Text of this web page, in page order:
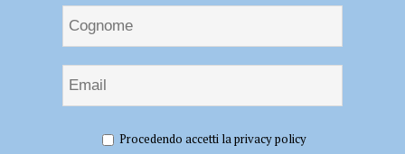
dirupo a Bettola aggiornamento -AUDIO
Procedendo accetti la privacy policy